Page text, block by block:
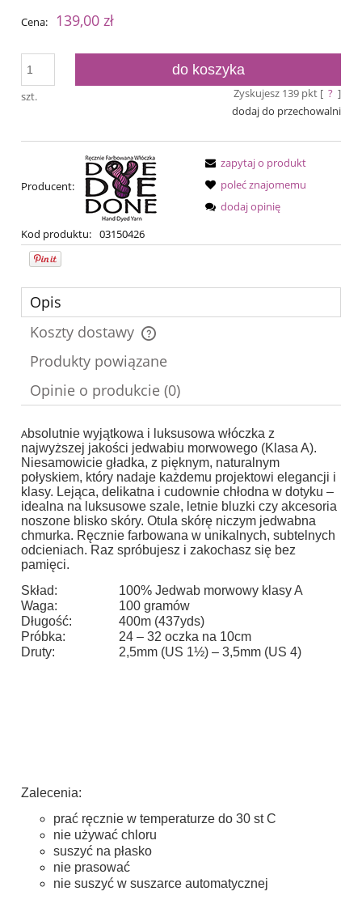
Cena: 139,00 zł
szt.
do koszyka
Zyskujesz 139pkt [ ? ]
dodaj do przechowalni
Producent:
Kod produktu: 03150426
zapytaj o produkt
poleć znajomemu
dodaj opinię
Opis
Koszty dostawy
Cena nie zawiera ewentualnych kosztów płatności
Produkty powiązane
Opinie o produkcie (0)
Absolutnie wyjątkowa i luksusowa włóczka z
najwyższej jakości jedwabiu morwowego (Klasa A).
Niesamowicie gładka, z pięknym, naturalnym
połyskiem, który nadaje każdemu projektowi elegancji i
klasy. Lejąca, delikatna i cudownie chłodna w dotyku –
idealna na luksusowe szale, letnie bluzki czy akcesoria
noszone blisko skóry. Otula skórę niczym jedwabna
chmurka. Ręcznie farbowana w unikalnych, subtelnych
odcieniach. Raz spróbujesz i zakochasz się bez
pamięci.
Skład:
100% Jedwab morwowy klasy A
Waga:
100 gramów
Długość:
400m (437yds)
Próbka:
24 – 32 oczka na 10cm
Druty:
2,5mm (US 1½) – 3,5mm (US 4)
Zalecenia:
prać ręcznie w temperaturze do 30 st C
nie używać chloru
suszyć na płasko
nie prasować
nie suszyć w suszarce automatycznej